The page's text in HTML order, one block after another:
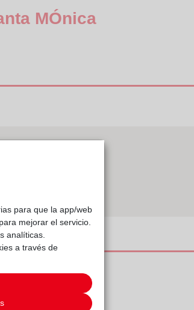
MÓnica
para que la app/web
mejorar el servicio.
analíticas.
a través de